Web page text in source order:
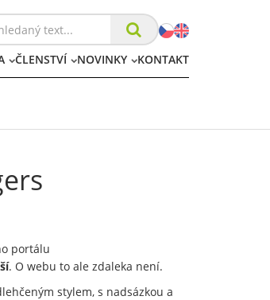
ČLENSTVÍ NOVINKY KONTAKT
portálu
. O webu to ale zdaleka není.
stylem, s nadsázkou a